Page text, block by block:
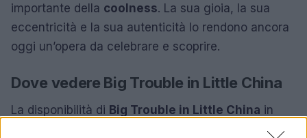
importante della coolness. La sua gioia, la sua
eccentricità e la sua autenticità lo rendono ancora
oggi un’opera da celebrare e scoprire.
Dove vedere Big Trouble in Little China
La disponibilità di Big Trouble in Little China in